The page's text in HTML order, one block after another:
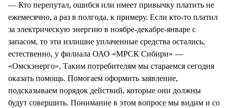
— Кто перепутал, ошибся или имеет привычку платить не
ежемесячно, а раз в полгода, к примеру. Если кто-то платил
за электрическую энергию в ноябре-декабре-январе с
запасом, то эти излишне уплаченные средства остались,
естественно, у филиала ОАО «МРСК Сибири» —
«Омскэнерго». Таким потребителям мы стараемся сегодня
оказать помощь. Помогаем оформить заявление,
подсказываем порядок действий, которые они должны
будут совершить. Понимание в этом вопросе мы видим и со